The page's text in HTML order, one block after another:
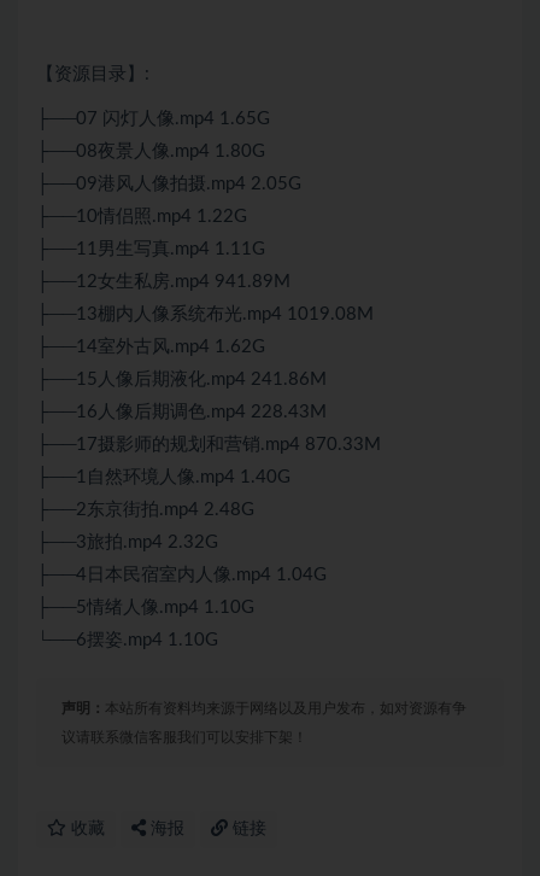
【资源目录】:
├──07 闪灯人像.mp4 1.65G
├──08夜景人像.mp4 1.80G
├──09港风人像拍摄.mp4 2.05G
├──10情侣照.mp4 1.22G
├──11男生写真.mp4 1.11G
├──12女生私房.mp4 941.89M
├──13棚内人像系统布光.mp4 1019.08M
├──14室外古风.mp4 1.62G
├──15人像后期液化.mp4 241.86M
├──16人像后期调色.mp4 228.43M
├──17摄影师的规划和营销.mp4 870.33M
├──1自然环境人像.mp4 1.40G
├──2东京街拍.mp4 2.48G
├──3旅拍.mp4 2.32G
├──4日本民宿室内人像.mp4 1.04G
├──5情绪人像.mp4 1.10G
└──6摆姿.mp4 1.10G
声明： 本站所有资料均来源于网络以及用户发布，如对资源有争
议请联系微信客服我们可以安排下架！
收藏 海报 链接